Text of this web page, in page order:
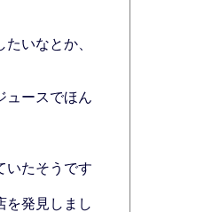
いなとか、
ュースでほん
いたそうです
を発見しまし